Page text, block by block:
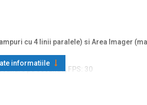
cu 4 linii paralele) si Area Imager
pe secunda, FPS: 30
informatiile